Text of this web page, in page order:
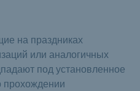
на праздниках
или аналогичных
под установленное
прохождении